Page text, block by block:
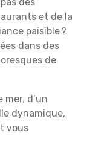
et de la
paisible ?
dans des
de
mer, d’un
dynamique,
vous